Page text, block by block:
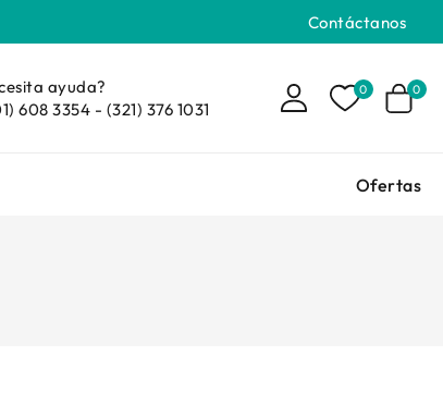
Contáctanos
ayuda?
608 3354 - (321) 376 1031
0 0
Ofertas